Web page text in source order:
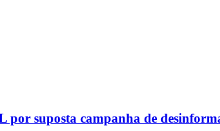
suposta campanha de